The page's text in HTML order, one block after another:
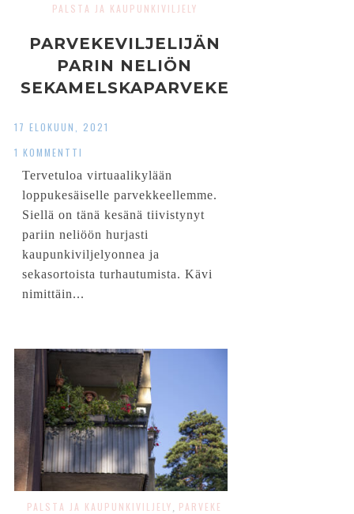
PALSTA JA KAUPUNKIVILJELY
PARVEKEVILJELIJÄN
PARIN NELIÖN
SEKAMELSKAPARVEKE
17 ELOKUUN, 2021
1 KOMMENTTI
Tervetuloa virtuaalikylään
loppukesäiselle parvekkeellemme.
Siellä on tänä kesänä tiivistynyt
pariin neliöön hurjasti
kaupunkiviljelyonnea ja
sekasortoista turhautumista. Kävi
nimittäin...
PALSTA JA KAUPUNKIVILJELY PARVEKE